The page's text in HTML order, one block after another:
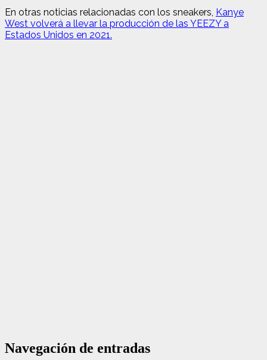
En otras noticias relacionadas con los sneakers, Kanye
West volverá a llevar la producción de las YEEZY a
Estados Unidos en 2021.
Navegación de entradas